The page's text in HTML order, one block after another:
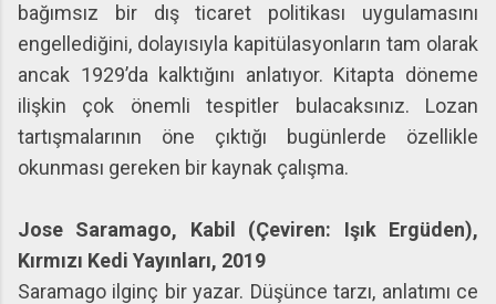
bağımsız bir dış ticaret politikası uygulamasını
engellediğini, dolayısıyla kapitülasyonların tam olarak
ancak 1929’da kalktığını anlatıyor. Kitapta döneme
ilişkin çok önemli tespitler bulacaksınız. Lozan
tartışmalarının öne çıktığı bugünlerde özellikle
okunması gereken bir kaynak çalışma.
Jose Saramago, Kabil (Çeviren: Işık Ergüden),
Kırmızı Kedi Yayınları, 2019
Saramago ilginç bir yazar. Düşünce tarzı, anlatımı ce